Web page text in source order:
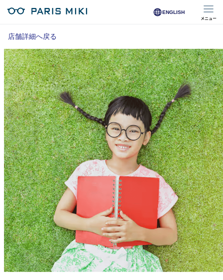
ENGLISH
メニュー
マイページ
Opera Club会員
※店舗で会員登録された方
オンラインショップ会員
※オンラインで会員登録された方
店舗を探す
店舗検索/来店予約
商品を探す
メガネ
レンズ
サングラス
店舗詳細へ戻る